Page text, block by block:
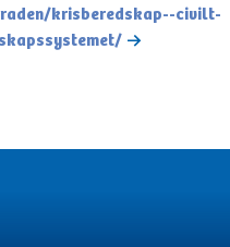
krisberedskap--civilt-